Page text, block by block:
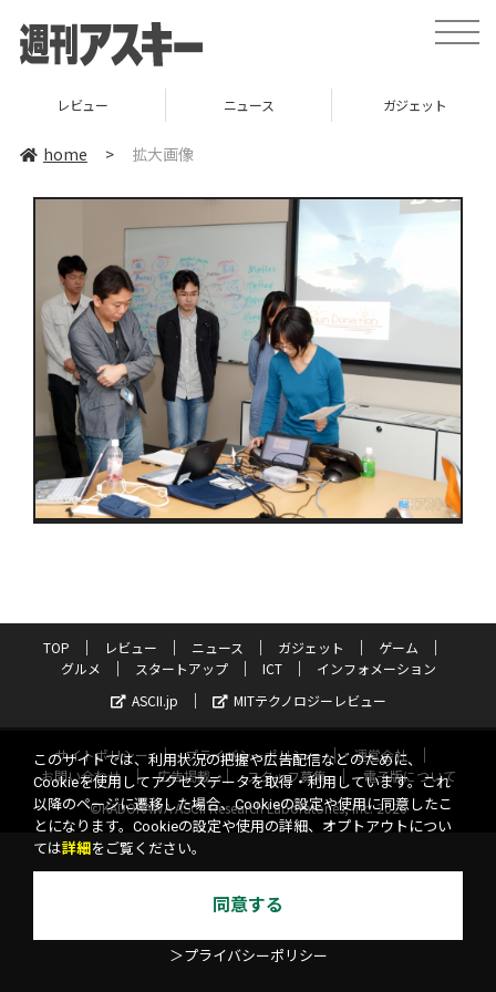
toggle
レビュー ニュース ガジェット
home > 拡大画像
TOP レビュー ニュース ガジェット
ゲーム
グルメ
スタートアップ ICT
インフォメーション
ASCII.jp
MITテクノロジーレビュー
サイトポリシー プライバシーポリシー
運営会社
お問い合わせ
広告掲載 スタッフ募集
電子版について
©KADOKAWA ASCII Research Laboratories, Inc. 2026
このサイトでは、利用状況の把握や広告配信などのために、
Cookieを使用してアクセスデータを取得・利用しています。これ
以降のページに遷移した場合、Cookieの設定や使用に同意したこ
とになります。Cookieの設定や使用の詳細、オプトアウトについ
ては詳細 をご覧ください。
同意する
＞プライバシーポリシー